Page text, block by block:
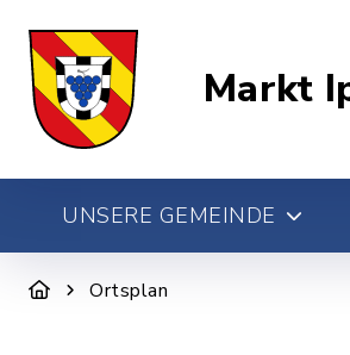
Markt
UNSERE GEMEINDE
Ortsplan